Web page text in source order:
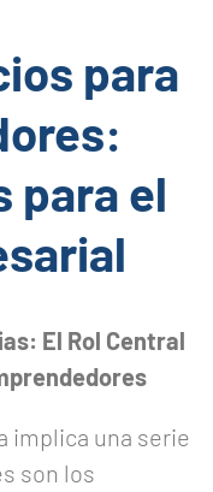
para
para el
El Rol Central
implica una serie
son los